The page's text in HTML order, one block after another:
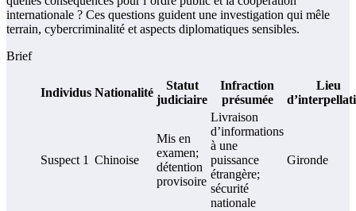
internationale ? Ces questions guident une investigation qui mêle
terrain, cybercriminalité et aspects diplomatiques sensibles.
Brief
Individus Nationalité
Statut
judiciaire
Infraction
présumée
Lieu
Suspect 1 Chinoise
Mis en
examen;
détention
provisoire
Livraison
d’informations
à une
puissance
étrangère;
sécurité
nationale
Gironde